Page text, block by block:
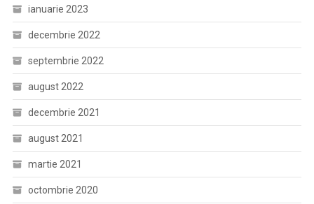
ianuarie 2023
decembrie 2022
septembrie 2022
august 2022
decembrie 2021
august 2021
martie 2021
octombrie 2020